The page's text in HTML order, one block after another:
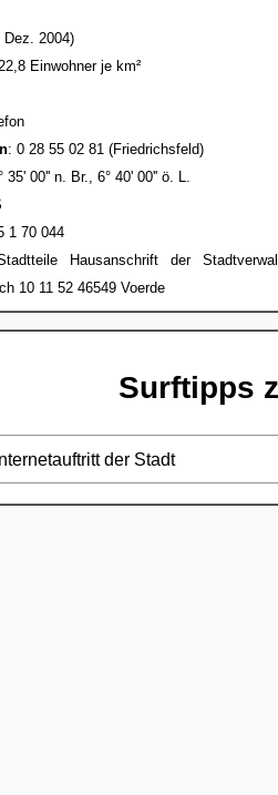
Dez. 2004)
Einwohner je km²
: 0 28 55 02 81 (Friedrichsfeld)
35' 00'' n. Br., 6° 40' 00'' ö. L.
1 70 044
Hausanschrift der
10 11 52 46549 Voerde
Surftipps
der Stadt